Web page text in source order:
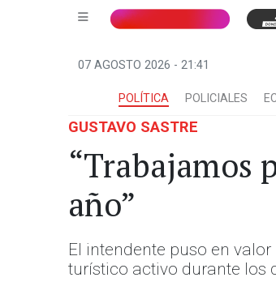
07 AGOSTO 2026 - 21:41
POLÍTICA POLICIALES
GUSTAVO SASTRE
“Trabajamos
año”
El intendente puso en
turístico activo durante los